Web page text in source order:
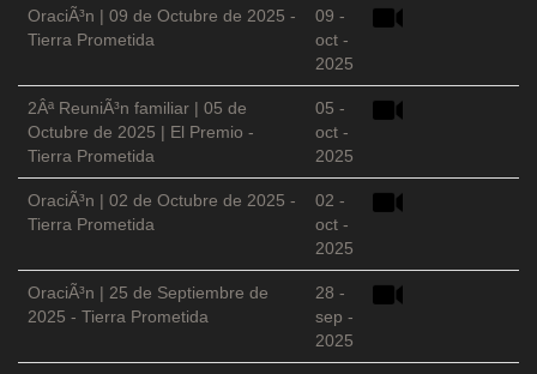
OraciÃ³n | 09 de Octubre de 2025 -
Tierra Prometida
09 -
oct -
2025
2Âª ReuniÃ³n familiar | 05 de
Octubre de 2025 | El Premio -
Tierra Prometida
05 -
oct -
2025
OraciÃ³n | 02 de Octubre de 2025 -
Tierra Prometida
02 -
oct -
2025
OraciÃ³n | 25 de Septiembre de
2025 - Tierra Prometida
28 -
sep -
2025